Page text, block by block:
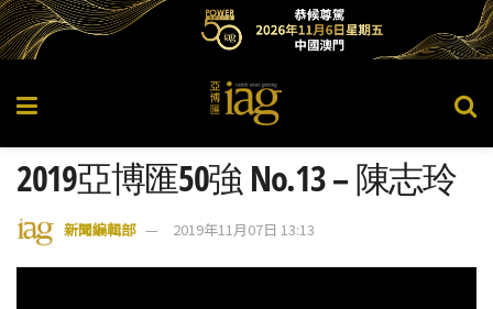
2019亞博匯50強 No.13 – 陳志玲
新聞編輯部 2019年11月07日 13:13